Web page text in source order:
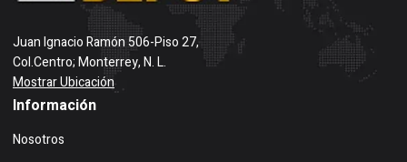
Juan Ignacio Ramón 506-Piso 27,
Col.Centro; Monterrey, N. L.
Mostrar Ubicación
Información
Nosotros